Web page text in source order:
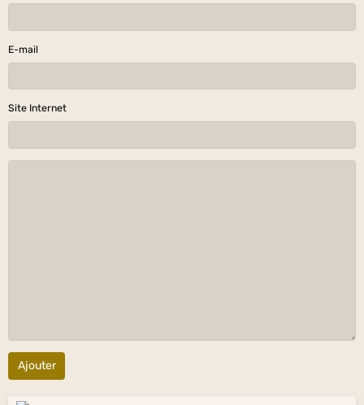
E-mail
Site Internet
Ajouter